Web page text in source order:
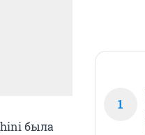
была
1